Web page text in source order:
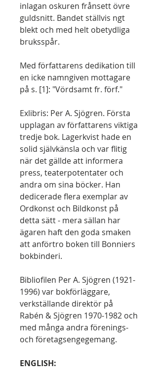
inlagan oskuren frånsett övre
guldsnitt. Bandet ställvis ngt
blekt och med helt obetydliga
bruksspår.
Med författarens dedikation till
en icke namngiven mottagare
på s. [1]: "Vördsamt fr. förf."
Exlibris: Per A. Sjögren. Första
upplagan av författarens viktiga
tredje bok. Lagerkvist hade en
solid självkänsla och var flitig
när det gällde att informera
press, teaterpotentater och
andra om sina böcker. Han
dedicerade flera exemplar av
Ordkonst och Bildkonst på
detta sätt - mera sällan har
ägaren haft den goda smaken
att anförtro boken till Bonniers
bokbinderi.
Bibliofilen Per A. Sjögren (1921-
1996) var bokförläggare,
verkställande direktör på
Rabén & Sjögren 1970-1982 och
med många andra förenings-
och företagsengegemang.
ENGLISH: